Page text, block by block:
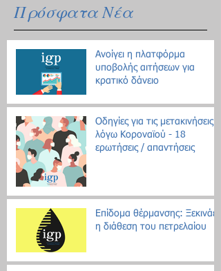
Πρόσφατα Νέα
Ανοίγει η πλατφόρμα
υποβολής αιτήσεων για
κρατικό δάνειο
Οδηγίες για τις μετακινήσεις
λόγω Κοροναϊού - 18
ερωτήσεις / απαντήσεις
Επίδομα θέρμανσης: Ξεκινάει
η διάθεση του πετρελαίου